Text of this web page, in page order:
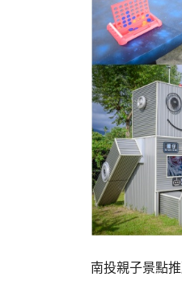
南投親子景點